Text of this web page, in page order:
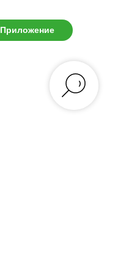
Приложение